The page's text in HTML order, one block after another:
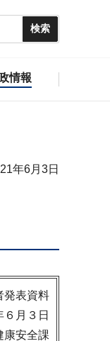
情報
年6月3日
発表資料
６月３日
康安全課